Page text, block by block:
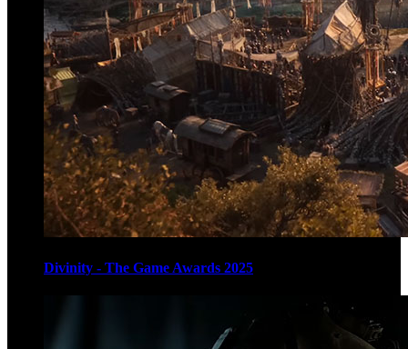
Divinity - The Game Awards 2025